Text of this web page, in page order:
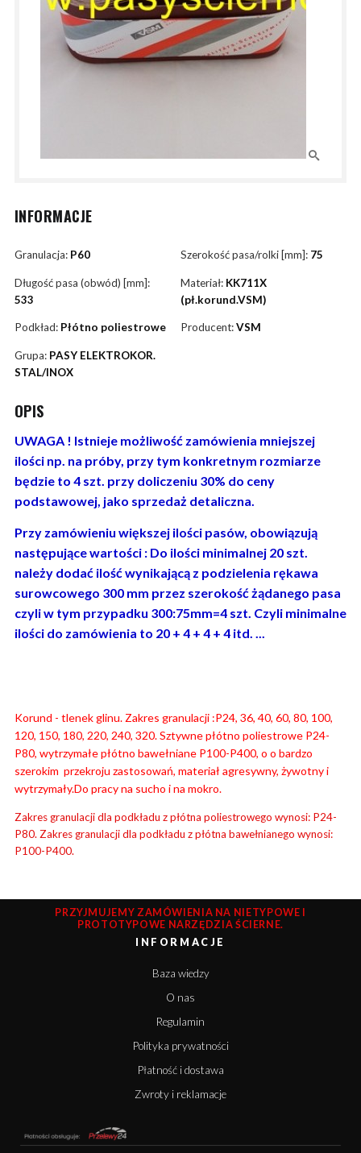
INFORMACJE
Granulacja: P60 Szerokość pasa/rolki [mm]: 75
Długość pasa (obwód) [mm]:
533
Materiał: KK711X
(pł.korund.VSM)
Podkład: Płótno poliestrowe Producent:VSM
Grupa: PASY ELEKTROKOR.
STAL/INOX
OPIS
UWAGA ! Istnieje możliwość zamówienia mniejszej
ilości np. na próby, przy tym konkretnym rozmiarze
będzie to 4 szt. przy doliczeniu 30% do ceny
podstawowej, jako sprzedaż detaliczna.
Przy zamówieniu większej ilości pasów, obowiązują
następujące wartości : Do ilości minimalnej 20 szt.
należy dodać ilość wynikającą z podzielenia rękawa
surowcowego 300 mm przez szerokość żądanego pasa
czyli w tym przypadku 300:75mm=4 szt. Czyli minimalne
ilości do zamówienia to 20 + 4 + 4 + 4 itd. ...
Korund - tlenek glinu. Zakres granulacji :P24, 36, 40, 60, 80, 100,
120, 150, 180, 220, 240, 320. Sztywne płótno poliestrowe P24-
P80, wytrzymałe płótno bawełniane P100-P400, o o bardzo
szerokim przekroju zastosowań, materiał agresywny, żywotny i
wytrzymały.Do pracy na sucho i na mokro.
Zakres granulacji dla podkładu z płótna poliestrowego wynosi: P24-
P80. Zakres granulacji dla podkładu z płótna bawełnianego wynosi:
P100-P400.
PRZYJMUJEMY ZAMÓWIENIA NA NIETYPOWE I
PROTOTYPOWE NARZĘDZIA ŚCIERNE.
INFORMACJE
Baza wiedzy
O nas
Regulamin
Polityka prywatności
Płatność i dostawa
Zwroty i reklamacje